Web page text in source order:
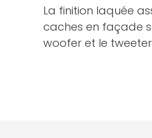
La finition laquée
caches en façade
woofer et le